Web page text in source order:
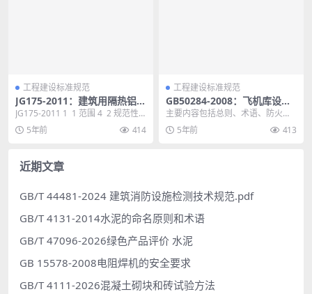
工程建设标准规范
JG175-2011：建筑用隔热铝合
金型材
JG175-2011 1 1 范围 4 2 规范性
引用文件 4 3 术语、...
5年前 414
工程建设标准规范
GB50284-2008：飞机库设计
防火规范
主要内容包括总则、术语、防火分
区和耐火等级、总平面布局和平面
布置、建筑构造、安全...
5年前 413
近期文章
GB/T 44481-2024 建筑消防设施检测技术规范.pdf
GB/T 4131-2014水泥的命名原则和术语
GB/T 47096-2026绿色产品评价 水泥
GB 15578-2008电阻焊机的安全要求
GB/T 4111-2026混凝土砌块和砖试验方法